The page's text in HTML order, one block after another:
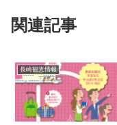
関連記事
長崎観光情報